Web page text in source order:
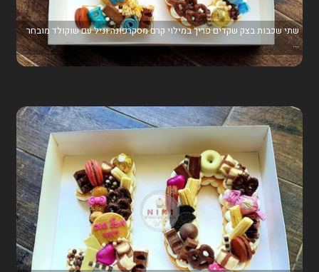
שתי שכבות בצק שקדים פריך במילוי קרם מסקרפונה וניל עם שוקולד מובחר
...